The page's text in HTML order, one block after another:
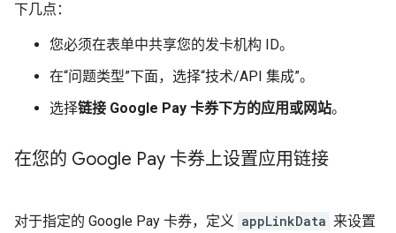
下几点：
您必须在表单中共享您的发卡机构 ID。
在“问题类型”下面，选择“技术/API 集成”。
选择链接 Google Pay 卡券下方的应用或网站。
在您的 Google Pay 卡券上设置应用链接
对于指定的 Google Pay 卡券，定义 appLinkData 来设置